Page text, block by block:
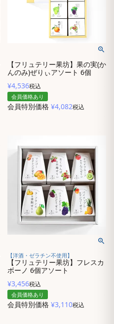
【フリュテリー果坊】果の実(か
んのみ)ぜりぃアソート 6個
¥4,536税込
会員価格あり
会員特別価格 ¥4,082税込
【洋酒・ゼラチン不使用】
【フリュテリー果坊】フレスカ
ボーノ 6個アソート
¥3,456税込
会員価格あり
会員特別価格 ¥3,110税込